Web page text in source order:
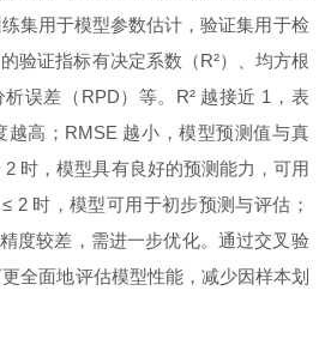
集用于模型参数估计，验证集用于检
验证指标有决定系数（R²）、均方根
误差（RPD）等。R² 越接近 1，表
越高；RMSE 越小，模型预测值与真
时，模型具有良好的预测能力，可用
2 时，模型可用于初步预测与评估；
度较差，需进一步优化。通过交叉验
全面地评估模型性能，减少因样本划